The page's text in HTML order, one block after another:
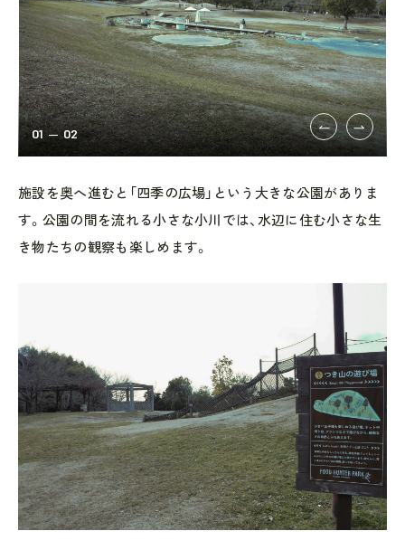
01 02
施設を奥へ進むと「四季の広場」という大きな公園がありま
す。公園の間を流れる小さな小川では、水辺に住む小さな生
き物たちの観察も楽しめます。